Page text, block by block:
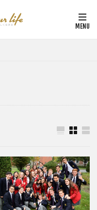
移住
学・親子移住）
ング内容実例集